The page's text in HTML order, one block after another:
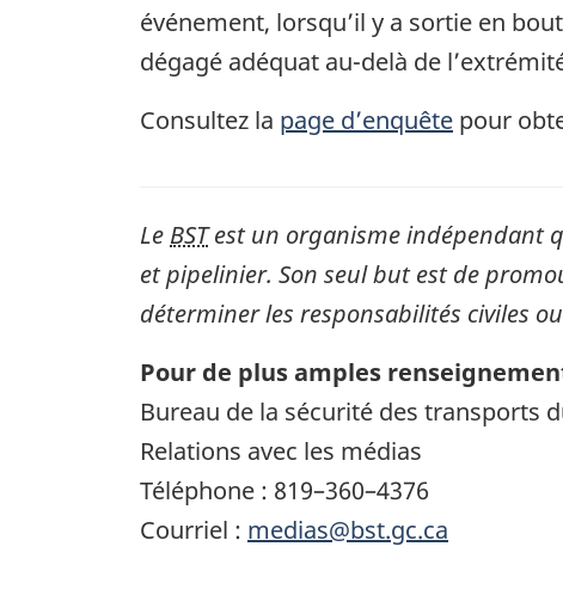
événement, lorsqu’il y a sortie en
dégagé adéquat au-delà de
Consultez la page d’enquête pour
Le BSTest un organisme indépendant
et pipelinier. Son seul but est de
déterminer les responsabilités civiles
Pour de plus amples
Bureau de la sécurité des transports
Relations avec les médias
Téléphone : 819–360–4376
Courriel : medias@bst.gc.ca